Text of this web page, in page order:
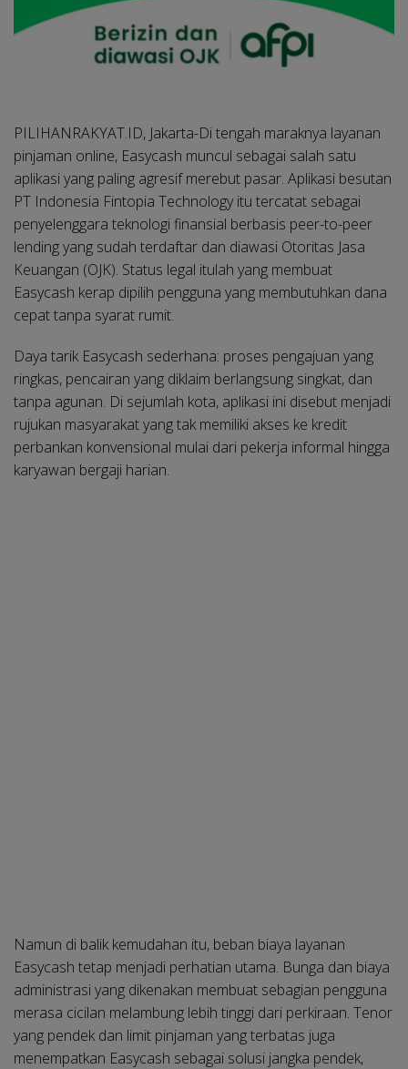
PILIHANRAKYAT.ID, Jakarta-Di tengah maraknya layanan
pinjaman online, Easycash muncul sebagai salah satu
aplikasi yang paling agresif merebut pasar. Aplikasi besutan
PT Indonesia Fintopia Technology itu tercatat sebagai
penyelenggara teknologi finansial berbasis peer-to-peer
lending yang sudah terdaftar dan diawasi Otoritas Jasa
Keuangan (OJK). Status legal itulah yang membuat
Easycash kerap dipilih pengguna yang membutuhkan dana
cepat tanpa syarat rumit.
Daya tarik Easycash sederhana: proses pengajuan yang
ringkas, pencairan yang diklaim berlangsung singkat, dan
tanpa agunan. Di sejumlah kota, aplikasi ini disebut menjadi
rujukan masyarakat yang tak memiliki akses ke kredit
perbankan konvensional mulai dari pekerja informal hingga
karyawan bergaji harian.
Namun di balik kemudahan itu, beban biaya layanan
Easycash tetap menjadi perhatian utama. Bunga dan biaya
administrasi yang dikenakan membuat sebagian pengguna
merasa cicilan melambung lebih tinggi dari perkiraan. Tenor
yang pendek dan limit pinjaman yang terbatas juga
menempatkan Easycash sebagai solusi jangka pendek,